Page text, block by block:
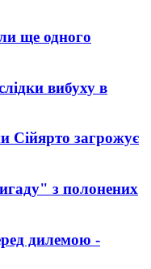
ще одного
вибуху в
загрожує
з полонених
дилемою -